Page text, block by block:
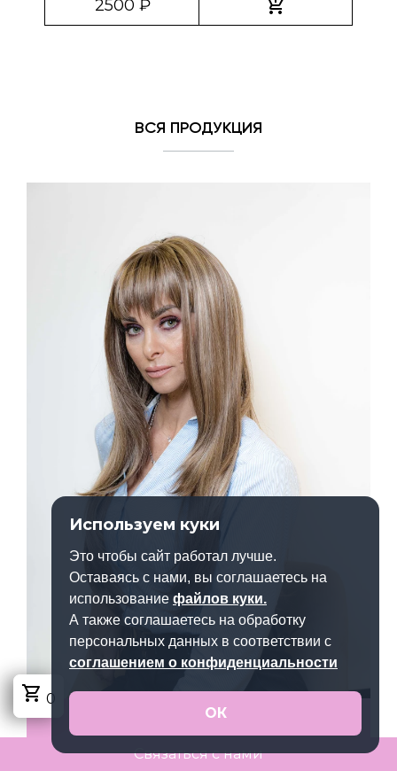
Используем куки
Это чтобы сайт работал лучше.
Оставаясь с нами, вы соглашаетесь на
использование файлов куки.
А также соглашаетесь на обработку
персональных данных в соответствии с
cоглашением о конфиденциальности
ОК
2500 ₽ add_shopping_cart
ВСЯ ПРОДУКЦИЯ
shopping_cart 0
Связаться с нами